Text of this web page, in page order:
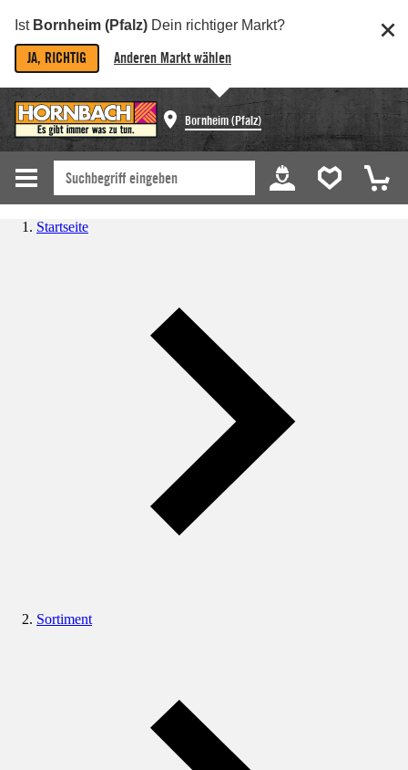
Ist Bornheim (Pfalz) Dein richtiger Markt?
JA, RICHTIG Anderen Markt wählen
Bornheim (Pfalz)
Startseite
Sortiment